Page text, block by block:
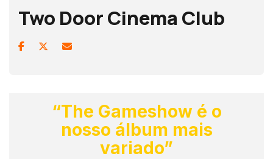
Two Door Cinema Club
“The Gameshow é o
nosso álbum mais
variado”